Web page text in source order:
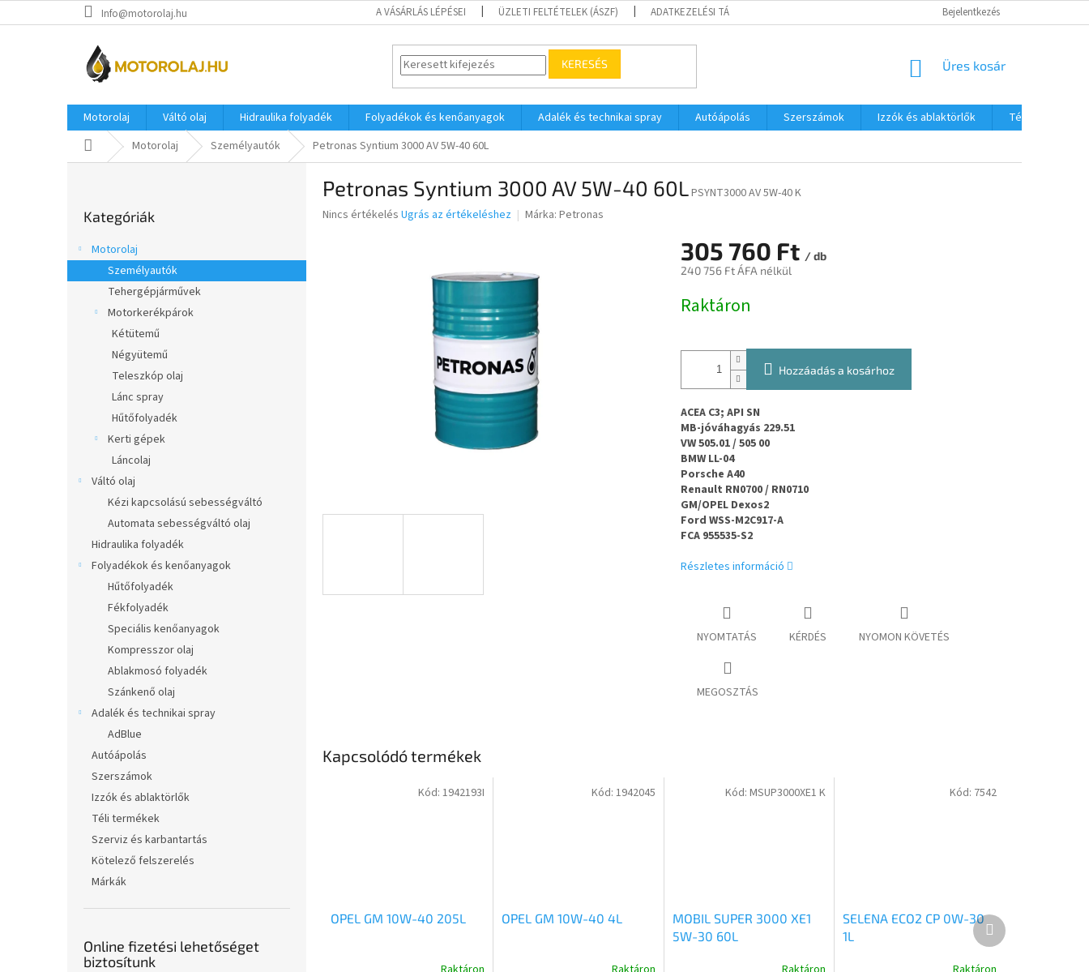
a
Info@motorolaj.hu A VÁSÁRLÁS LÉPÉSEI ÜZLETI FELTÉTELEK (ÁSZF) ADATKEZELÉSI TÁJÉKOZTATÓ Bejelentkezés
KERESÉS KOSÁR
Üres kosár
Motorolaj Váltó olaj Hidraulika folyadék Folyadékok és kenőanyagok Adalék és technikai spray Autóápolás Szerszámok Izzók és ablaktörlők
Téli termékek
KezdőlapMotorolaj Személyautók Petronas Syntium 3000 AV 5W-40 60L
s
ó
átugrása
Kategóriák
Motorolaj
Személyautók
Tehergépjárművek
Motorkerékpárok
Kétütemű
Négyütemű
Teleszkóp olaj
Lánc spray
Hűtőfolyadék
Kerti gépek
Láncolaj
Váltó olaj
Kézi kapcsolású sebességváltó
Automata sebességváltó olaj
Hidraulika folyadék
Folyadékok és kenőanyagok
Hűtőfolyadék
Fékfolyadék
Speciális kenőanyagok
Kompresszor olaj
Ablakmosó folyadék
Szánkenő olaj
Adalék és technikai spray
AdBlue
Autóápolás
Szerszámok
Izzók és ablaktörlők
Téli termékek
Szerviz és karbantartás
Kötelező felszerelés
Márkák
Online fizetési lehetőséget
biztosítunk
Petronas Syntium 3000 AV 5W-40 60LPSYNT3000 AV 5W-40 K
A
Nincs értékelés Ugrás az értékeléshez Márka: Petronas
305 760 Ft / db
240 756 Ft ÁFA nélkül
Raktáron
Hozzáadás a kosárhoz
ACEA C3; API SN
MB-jóváhagyás 229.51
VW 505.01 / 505 00
BMW LL-04
Porsche A40
Renault RN0700 / RN0710
GM/OPEL Dexos2
Ford WSS-M2C917-A
FCA 955535-S2
Részletes információ
NYOMTATÁS KÉRDÉS NYOMON KÖVETÉS
MEGOSZTÁS
Kapcsolódó termékek
OPEL GM 10W-40 205L
Kód: 1942193I
OPEL GM 10W-40 4L
Kód: 1942045
MOBIL SUPER 3000 XE1
5W-30 60L
Kód:MSUP3000XE1 K
SELENA ECO2 CP 0W-30
1L
Kód: 7542
Következő
termék